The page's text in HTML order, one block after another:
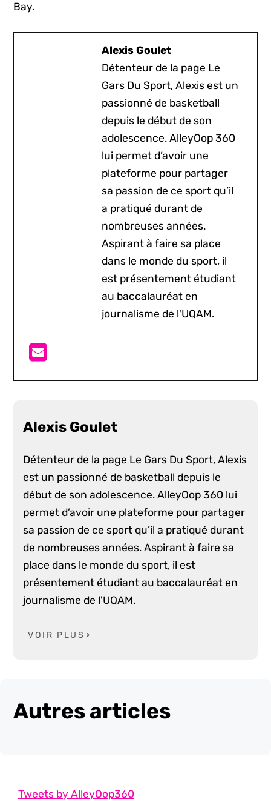
Bay.
Alexis Goulet
Détenteur de la page Le
Gars Du Sport, Alexis est un
passionné de basketball
depuis le début de son
adolescence. AlleyOop 360
lui permet d’avoir une
plateforme pour partager
sa passion de ce sport qu’il
a pratiqué durant de
nombreuses années.
Aspirant à faire sa place
dans le monde du sport, il
est présentement étudiant
au baccalauréat en
journalisme de l'UQAM.
Alexis Goulet
Détenteur de la page Le Gars Du Sport, Alexis
est un passionné de basketball depuis le
début de son adolescence. AlleyOop 360 lui
permet d’avoir une plateforme pour partager
sa passion de ce sport qu’il a pratiqué durant
de nombreuses années. Aspirant à faire sa
place dans le monde du sport, il est
présentement étudiant au baccalauréat en
journalisme de l'UQAM.
VOIR PLUS
Autres articles
Tweets by AlleyOop360